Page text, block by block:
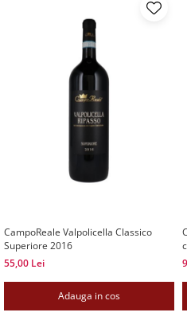
CampoReale Valpolicella Classico
Superiore 2016
55,00 Lei
Adauga in cos